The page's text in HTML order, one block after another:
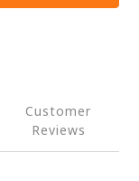
Customer
Reviews